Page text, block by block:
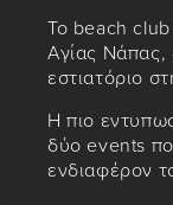
Το beach club
Αγίας Νάπας,
εστιατόριο
Η πιο
δύο events
ενδιαφέρον